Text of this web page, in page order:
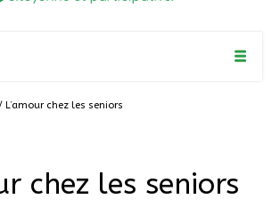
L’amour chez les seniors
chez les seniors